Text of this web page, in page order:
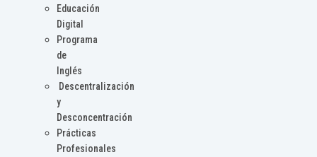
Educación
Digital
Programa
de
Inglés
Descentralización
y
Desconcentración
Prácticas
Profesionales